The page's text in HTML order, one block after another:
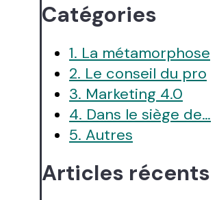
Catégories
1. La métamorphose
2. Le conseil du pro
3. Marketing 4.0
4. Dans le siège de…
5. Autres
Articles récents